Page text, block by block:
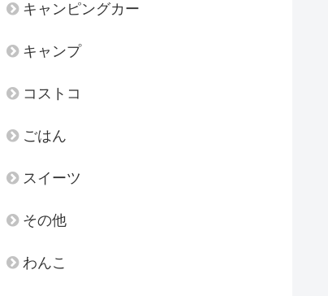
キャンピングカー
キャンプ
コストコ
ごはん
スイーツ
その他
わんこ